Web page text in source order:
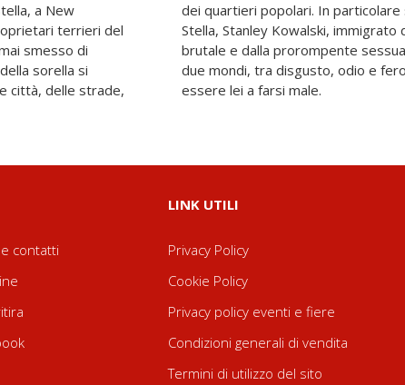
a New
terrieri del
smesso di
sorella si
città, delle strade,
il marito di
polacche: bello,
scontro tra
non potrà che
essere lei a farsi male.
contatti
LINK UTILI
Privacy Policy
Cookie Policy
Privacy policy eventi e fiere
Condizioni generali di vendita
Termini di utilizzo del sito